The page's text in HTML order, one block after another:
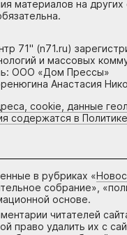
материалов на
71" (n71.ru)
и массовых
ООО «Дом Прессы»
Анастасия
cookie, данные
содержатся в
в рубриках «
собрание»,
основе.
читателей
право удалить их с